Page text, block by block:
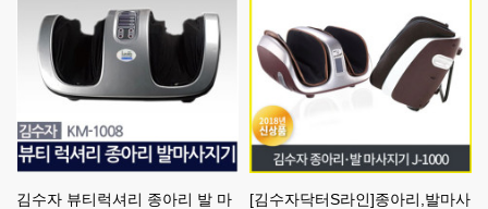
김수자 뷰티럭셔리 종아리 발 마
[김수자닥터S라인]종아리,발마사